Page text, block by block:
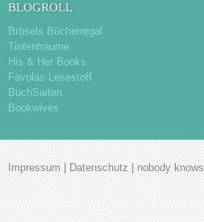
BLOGROLL
Brösels Bücherregal
Tintenträume
His & Her Books
Favolas Lesestoff
BuchSaiten
Bookwives
Impressum Datenschutz nobody knows